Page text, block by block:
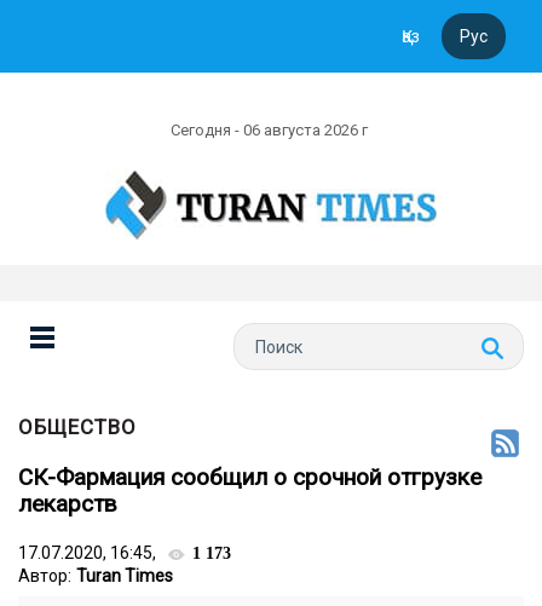
Қаз Рус
Сегодня - 06 августа 2026 г
ОБЩЕСТВО
СК-Фармация сообщил о срочной отгрузке
лекарств
17.07.2020, 16:45, 1 173
Автор: Turan Times